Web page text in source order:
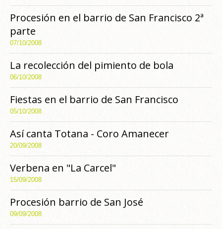
Procesión en el barrio de San Francisco 2ª
parte
07/10/2008
La recolección del pimiento de bola
06/10/2008
Fiestas en el barrio de San Francisco
05/10/2008
Así canta Totana - Coro Amanecer
20/09/2008
Verbena en "La Carcel"
15/09/2008
Procesión barrio de San José
09/09/2008